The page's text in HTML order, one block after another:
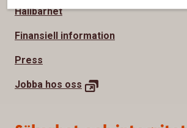
Hållbarhet
Finansiell information
Press
Jobba hos oss